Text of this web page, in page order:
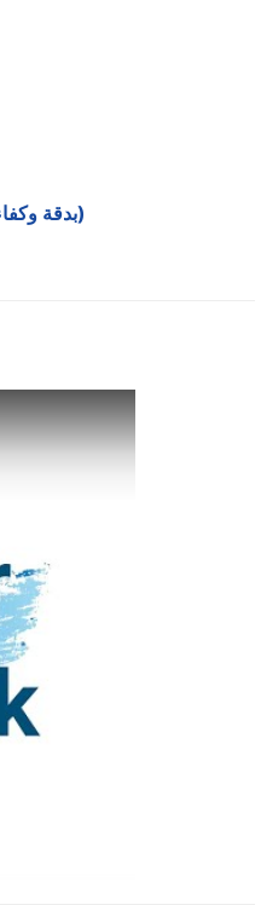
استخدام أداة التحقق من القواعد النحوية بالذكاء الاصطناعي من Kutools لـ Outlook (بدقة وكفاءة أعلى)